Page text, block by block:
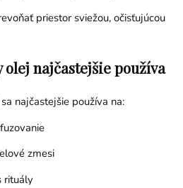
priestor sviežou, očisťujúcou
olej najčastejšie používa
najčastejšie používa na:
zmesi
rituály